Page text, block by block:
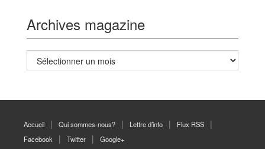
Archives magazine
Archives
magazine
Accueil Qui sommes-nous? Lettre d’info
Flux RSS
Facebook
Twitter Google+